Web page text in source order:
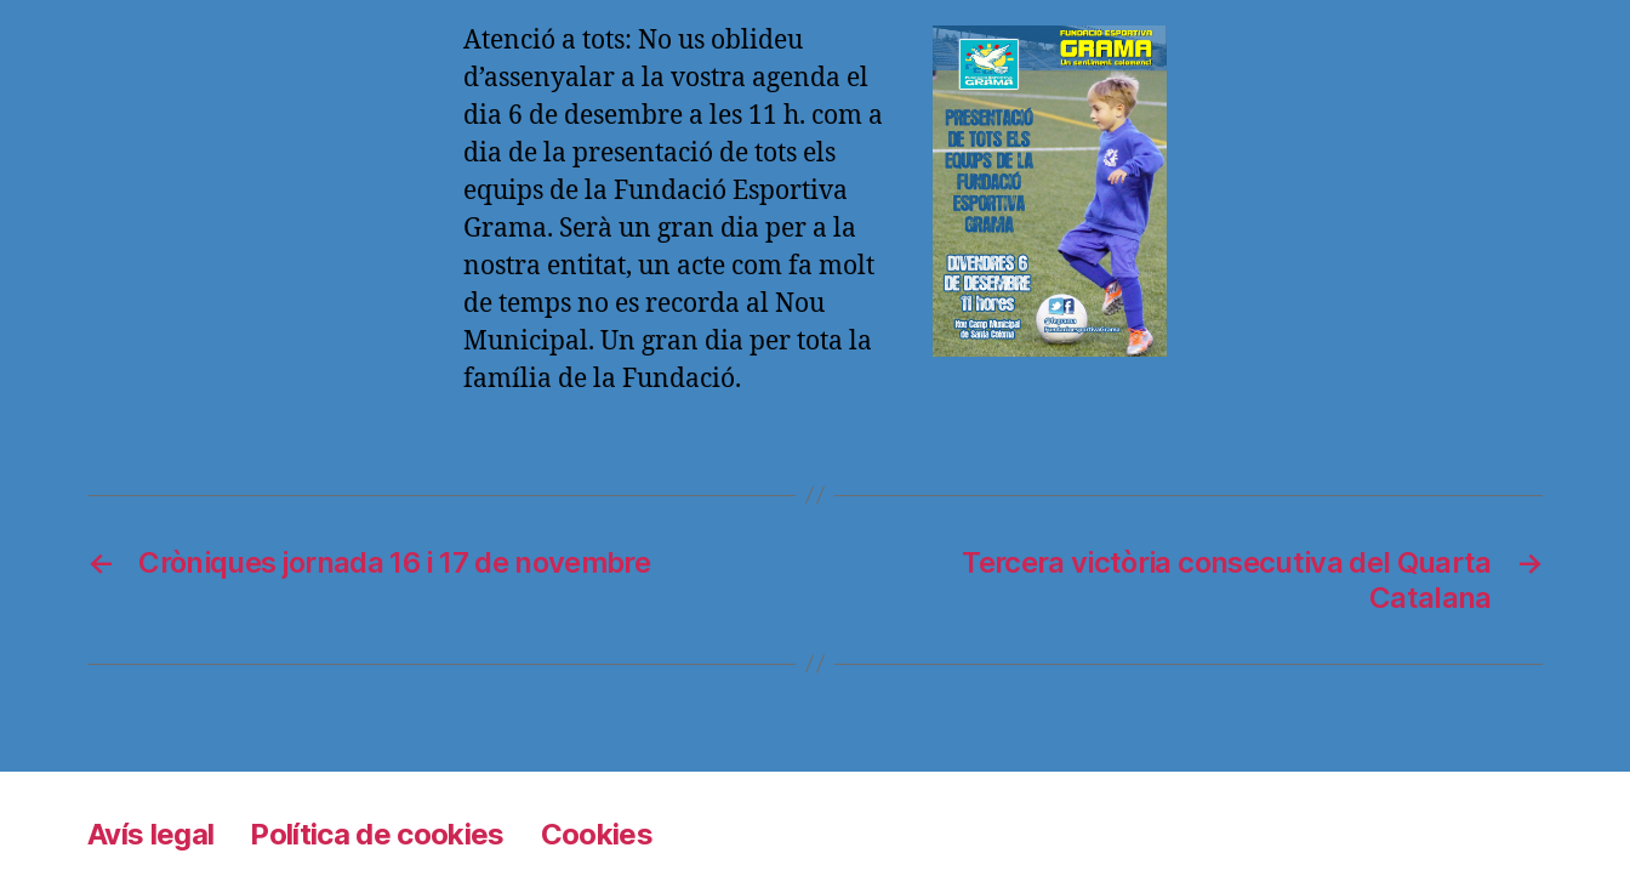
Atenció a tots: No us oblideu
d’assenyalar a la vostra agenda el
dia 6 de desembre a les 11 h. com a
dia de la presentació de tots els
equips de la Fundació Esportiva
Grama. Serà un gran dia per a la
nostra entitat, un acte com fa molt
de temps no es recorda al Nou
Municipal. Un gran dia per tota la
família de la Fundació.
← Cròniques jornada 16 i 17 de novembre →
Tercera victòria consecutiva del Quarta
Catalana
Avís legal Política de cookies Cookies